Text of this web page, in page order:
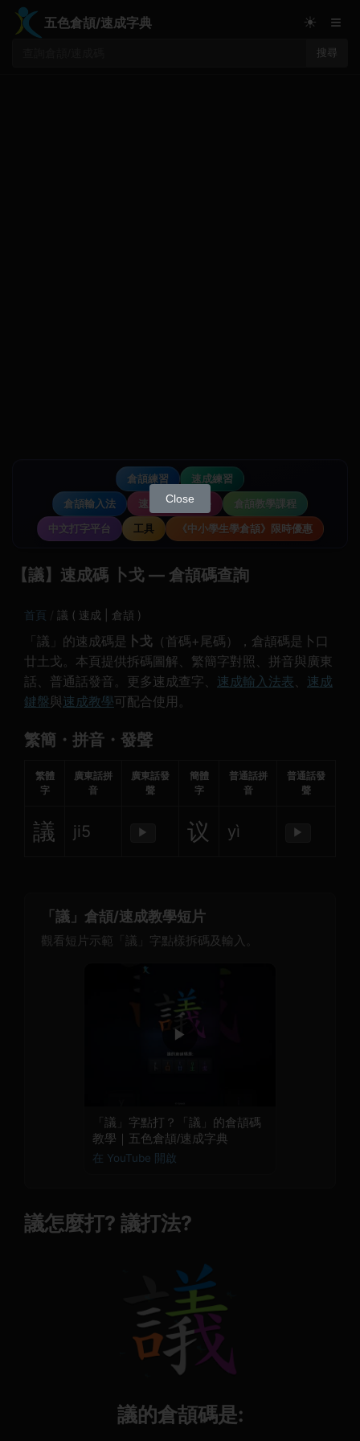
五色倉頡/速成字典
搜尋
☀ ≡
倉頡練習
速成練習
倉頡輸入法
速成輸入法教學
倉頡教學課程
中文打字平台
工具 《中小學生學倉頡》限時優惠
【議】速成碼 卜戈 — 倉頡碼查詢
首頁 議 ( 速成 | 倉頡 )
「議」的速成碼是 卜戈 （首碼+尾碼），倉頡碼是卜口
廿土戈。本頁提供拆碼圖解、繁簡字對照、拼音與廣東
話、普通話發音。更多速成查字、 速成輸入法表、 速成
鍵盤與速成教學可配合使用。
繁簡・拼音・發聲
繁體
字
廣東話拼
音
廣東話發
聲
簡體
字
普通話拼
音
普通話發
聲
議 ji5 ▶ 议 yì ▶
「議」倉頡/速成教學短片
觀看短片示範「議」字點樣拆碼及輸入。
▶
「議」字點打？「議」的倉頡碼
教學｜五色倉頡/速成字典
在 YouTube 開啟
議怎麼打? 議打法?
議的倉頡碼是:
Close